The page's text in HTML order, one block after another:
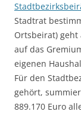
Stadtrat
Ortsbeirat)
auf das
eigenen
Für den
gehört,
889.170 Euro